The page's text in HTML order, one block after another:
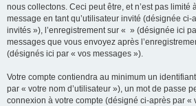
nous collectons. Ceci peut être, et n’est pas limité
message en tant qu’utilisateur invité (désignée ci-
invités »), l’enregistrement sur « » (désignée ici
messages que vous envoyez après
(désignés ici par « vos messages »).
Votre compte contiendra au minimum un
par « votre nom d’utilisateur »), un mot de passe
connexion à votre compte (désigné ci-après par «